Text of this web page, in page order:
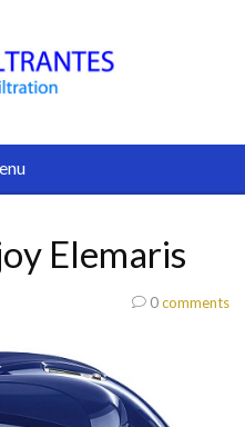
Elemaris
0comments